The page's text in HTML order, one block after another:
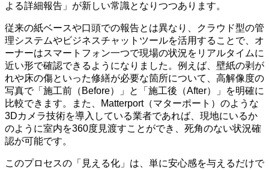
よる詳細報告」が新しい常識となりつつあります。
従来の紙ベースや口頭での報告とは異なり、クラウド型の管
理システムやビジネスチャットツールを活用することで、オ
ーナーはスマートフォン一つで現場の状況をリアルタイムに
近い形で確認できるようになりました。例えば、壁紙の剥が
れや床の傷といった修繕が必要な箇所について、高解像度の
写真で「施工前（Before）」と「施工後（After）」を明確に
比較できます。また、Matterport（マターポート）のような
3Dカメラ技術を導入している業者であれば、現地にいるか
のように室内を360度見渡すことができ、死角のない状況確
認が可能です。
このプロセスの「見える化」は、単に安心感を与えるだけで